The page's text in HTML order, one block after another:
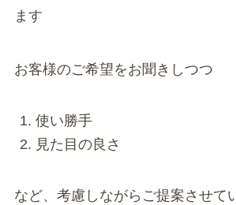
ます
お客様のご希望をお聞きしつつ
使い勝手
見た目の良さ
など、考慮しながらご提案させて